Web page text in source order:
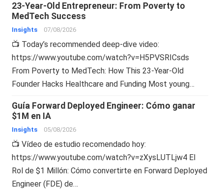
23-Year-Old Entrepreneur: From Poverty to
MedTech Success
Insights 07/08/2026
📺 Today’s recommended deep-dive video:
https://www.youtube.com/watch?v=H5PVSRICsds
From Poverty to MedTech: How This 23-Year-Old
Founder Hacks Healthcare and Funding Most young…
Guía Forward Deployed Engineer: Cómo ganar
$1M en IA
Insights 05/08/2026
📺 Vídeo de estudio recomendado hoy:
https://www.youtube.com/watch?v=zXysLUTLjw4 El
Rol de $1 Millón: Cómo convertirte en Forward Deployed
Engineer (FDE) de…